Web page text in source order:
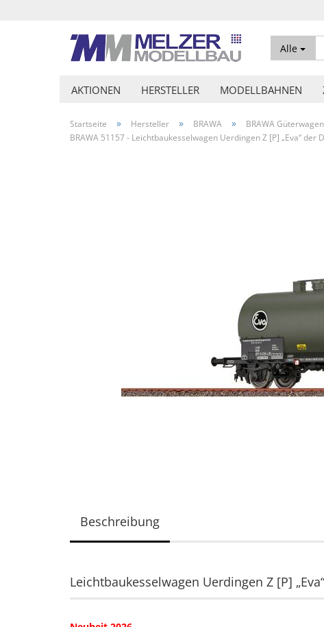
Alle
AKTIONEN HERSTELLER MODELLBAHNEN
Startseite » Hersteller » BRAWA » BRAWA
BRAWA 51157 - Leichtbaukesselwagen Uerdingen Z [P] „Eva“ der
Beschreibung
Leichtbaukesselwagen Uerdingen Z [P]